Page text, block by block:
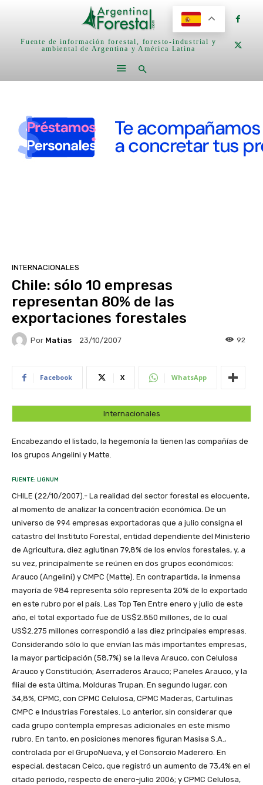
Fuente de información forestal, foresto-industrial y
ambiental de Argentina y América Latina
INTERNACIONALES
Chile: sólo 10 empresas
representan 80% de las
exportaciones forestales
Por Matias 23/10/2007 92
Facebook X WhatsApp
Internacionales
Encabezando el listado, la hegemonía la tienen las compañías de
los grupos Angelini y Matte.
FUENTE: LIGNUM
CHILE (22/10/2007).- La realidad del sector forestal es elocuente,
al momento de analizar la concentración económica. De un
universo de 994 empresas exportadoras que a julio consigna el
catastro del Instituto Forestal, entidad dependiente del Ministerio
de Agricultura, diez aglutinan 79,8% de los envíos forestales, y, a
su vez, principalmente se reúnen en dos grupos económicos:
Arauco (Angelini) y CMPC (Matte). En contrapartida, la inmensa
mayoría de 984 representa sólo representa 20% de lo exportado
en este rubro por el país. Las Top Ten Entre enero y julio de este
año, el total exportado fue de US$2.850 millones, de lo cual
US$2.275 millones correspondió a las diez principales empresas.
Considerando sólo lo que envían las más importantes empresas,
la mayor participación (58,7%) se la lleva Arauco, con Celulosa
Arauco y Constitución; Aserraderos Arauco; Paneles Arauco, y la
filial de esta última, Molduras Trupan. En segundo lugar, con
34,8%, CPMC, con CPMC Celulosa, CPMC Maderas, Cartulinas
CMPC e Industrias Forestales. Lo anterior, sin considerar que
cada grupo contempla empresas adicionales en este mismo
rubro. En tanto, en posiciones menores figuran Masisa S.A.,
controlada por el GrupoNueva, y el Consorcio Maderero. En
especial, destacan Celco, que registró un aumento de 73,4% en el
citado periodo, respecto de enero-julio 2006; y CPMC Celulosa,